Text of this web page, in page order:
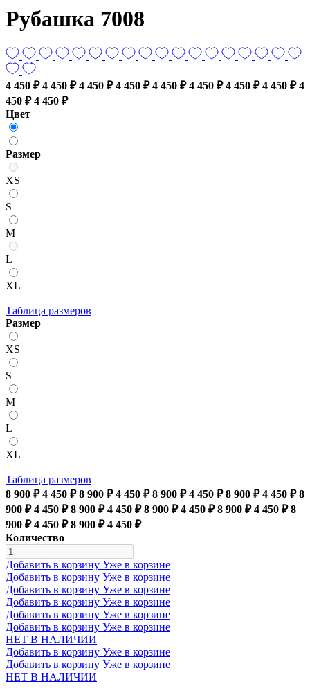
Рубашка 7008
4 450 ₽ 4 450 ₽ 4 450 ₽ 4 450 ₽ 4 450 ₽ 4 450 ₽ 4 450 ₽ 4 450 ₽ 4
450 ₽ 4 450 ₽
Цвет
Размер
XS
S
M
L
XL
Таблица размеров
Размер
XS
S
M
L
XL
Таблица размеров
8 900 ₽ 4 450 ₽ 8 900 ₽ 4 450 ₽ 8 900 ₽ 4 450 ₽ 8 900 ₽ 4 450 ₽ 8
900 ₽ 4 450 ₽ 8 900 ₽ 4 450 ₽ 8 900 ₽ 4 450 ₽ 8 900 ₽ 4 450 ₽ 8
900 ₽ 4 450 ₽ 8 900 ₽ 4 450 ₽
Количество
Добавить в корзину Уже в корзине
Добавить в корзину Уже в корзине
Добавить в корзину Уже в корзине
Добавить в корзину Уже в корзине
Добавить в корзину Уже в корзине
Добавить в корзину Уже в корзине
НЕТ В НАЛИЧИИ
Добавить в корзину Уже в корзине
Добавить в корзину Уже в корзине
НЕТ В НАЛИЧИИ